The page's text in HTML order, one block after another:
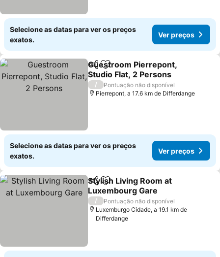
Selecione as datas para ver os preços
exatos.
Ver preços
PartilharAdicionar aos favoritos
Guestroom Pierrepont,
Studio Flat, 2 Persons
Ver preços
/
Pontuação não disponível
Pierrepont, a 17.6 km de Differdange
Selecione as datas para ver os preços
exatos.
Ver preços
PartilharAdicionar aos favoritos
Stylish Living Room at
Luxembourg Gare
Ver preços
/
Pontuação não disponível
Luxemburgo Cidade, a 19.1 km de
Differdange